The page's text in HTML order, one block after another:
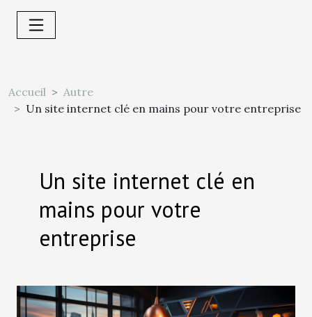
Accueil
Autre
Un site internet clé en mains pour votre entreprise
Un site internet clé en
mains pour votre
entreprise